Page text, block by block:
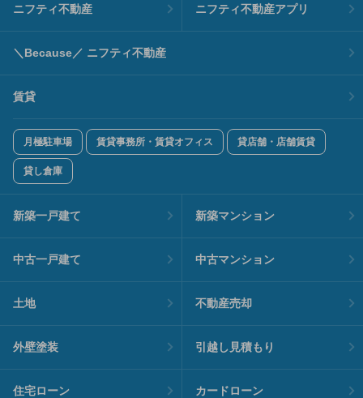
ニフティ不動産 ニフティ不動産アプリ
＼Because／ ニフティ不動産
賃貸
月極駐車場 賃貸事務所・賃貸オフィス 貸店舗・店舗賃貸
貸し倉庫
新築一戸建て 新築マンション
中古一戸建て 中古マンション
土地 不動産売却
外壁塗装 引越し見積もり
住宅ローン カードローン